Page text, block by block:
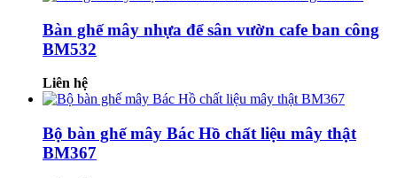
Bàn ghế mây nhựa để sân vườn cafe ban công
BM532
Liên hệ
Bộ bàn ghế mây Bác Hồ chất liệu mây thật
BM367